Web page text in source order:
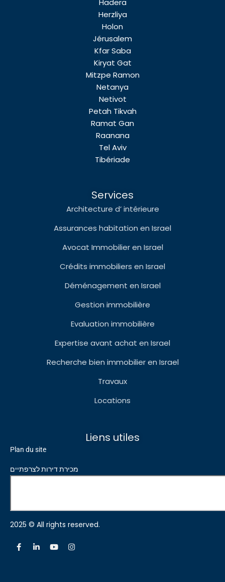
Hadera
Herzliya
Holon
Jérusalem
Kfar Saba
Kiryat Gat
Mitzpe Ramon
Netanya
Netivot
Petah Tikvah
Ramat Gan
Raanana
Tel Aviv
Tibériade
Services
Architecture d’ intérieure
Assurances habitation en Israel
Avocat Immobilier en Israel
Crédits immobiliers en Israel
Déménagement en Israel
Gestion immobilière
Evaluation immobilière
Expertise avant achat en Israel
Recherche bien immobilier en Israel
Travaux
Locations
Liens utiles
Plan du site
מכירת דירות לצרפתיים
2025 © All rights reserved.